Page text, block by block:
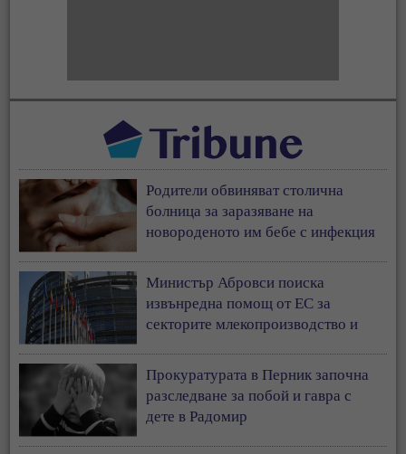
Родители обвиняват столична
болница за заразяване на
новороденото им бебе с инфекция
Министър Абровси поиска
извънредна помощ от ЕС за
секторите млекопроизводство и
Прокуратурата в Перник започна
разследване за побой и гавра с
дете в Радомир